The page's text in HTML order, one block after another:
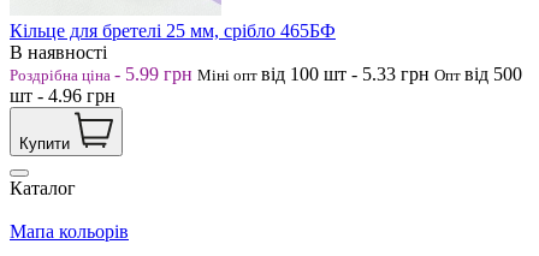
Кільце для бретелі 25 мм, срібло 465БФ
В наявності
Роздрібна ціна - 5.99 грн Міні опт від 100 шт - 5.33 грн Опт від 500
шт - 4.96 грн
Купити
Каталог
Мапа кольорів